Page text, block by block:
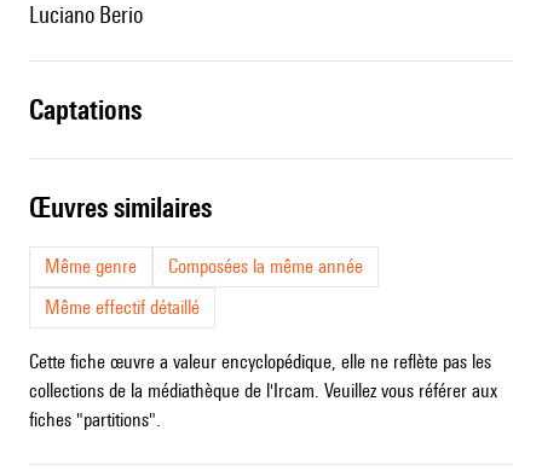
Luciano Berio
captations
œuvres similaires
Même genre
Composées la même année
Même effectif détaillé
Cette fiche œuvre a valeur encyclopédique, elle ne reflète pas les
collections de la médiathèque de l'Ircam. Veuillez vous référer aux
fiches "partitions".